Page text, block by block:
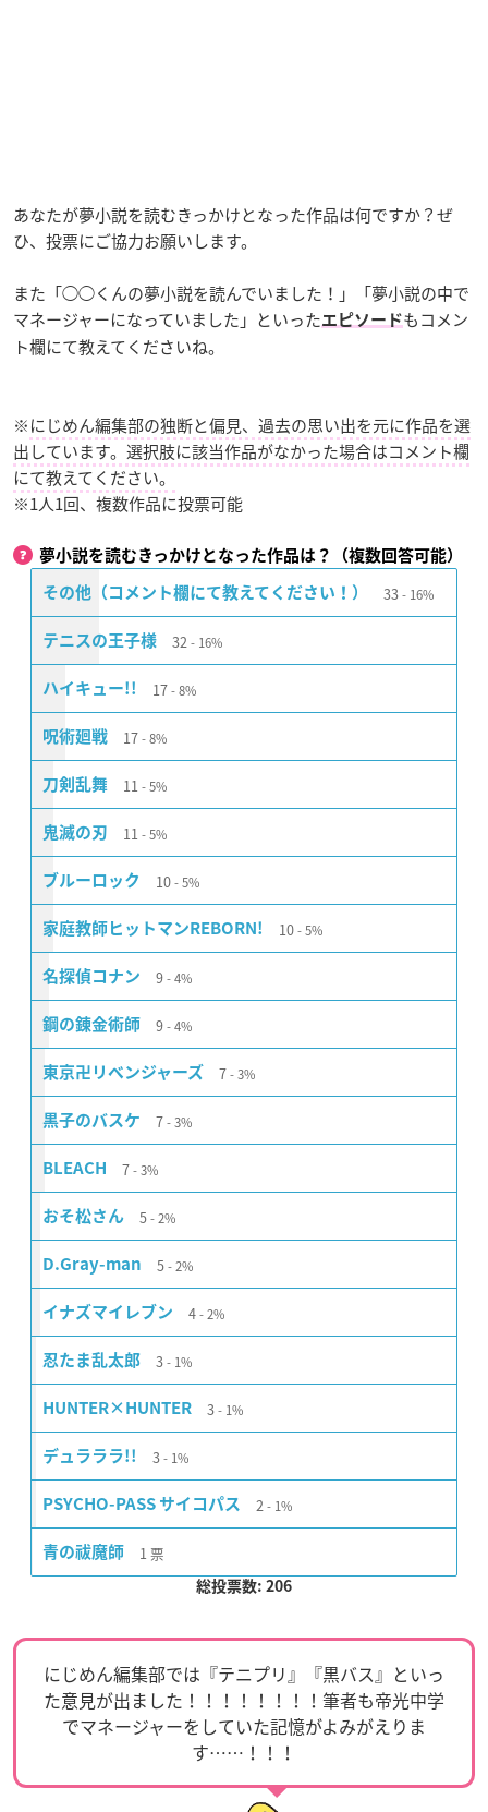
あなたが夢小説を読むきっかけとなった作品は何ですか？ぜ
ひ、投票にご協力お願いします。
また「◯◯くんの夢小説を読んでいました！」「夢小説の中で
マネージャーになっていました」といった エピソードもコメン
ト欄にて教えてくださいね。
※にじめん編集部の独断と偏見、過去の思い出を元に作品を選
出しています。選択肢に該当作品がなかった場合はコメント欄
にて教えてください。
※1人1回、複数作品に投票可能
夢小説を読むきっかけとなった作品は？（複数回答可能）
その他（コメント欄にて教えてください！） 33 16%
テニスの王子様 32 16%
ハイキュー!! 17 8%
呪術廻戦 17 8%
刀剣乱舞 11 5%
鬼滅の刃 11 5%
ブルーロック 10 5%
家庭教師ヒットマンREBORN! 10 5%
名探偵コナン 9 4%
鋼の錬金術師 9 4%
東京卍リベンジャーズ 7 3%
黒子のバスケ 7 3%
BLEACH 7 3%
おそ松さん 5 2%
D.Gray-man 5 2%
イナズマイレブン 4 2%
忍たま乱太郎 3 1%
HUNTER×HUNTER 3 1%
デュラララ!! 3 1%
PSYCHO-PASS サイコパス 2 1%
青の祓魔師 1 票
総投票数: 206
にじめん編集部では『テニプリ』『黒バス』といっ
た意見が出ました！！！！！！！！筆者も帝光中学
でマネージャーをしていた記憶がよみがえりま
す……！！！